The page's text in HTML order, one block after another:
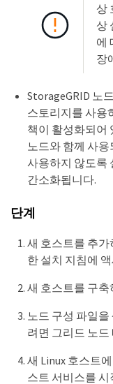
상
상
에
장
StorageGRID 노
스토리지를 사용
책이 활성화되어
노드와 함께 사
사용하지 않도록
간소화됩니다.
단계
새 호스트를 추가
한 설치 지침에
새 호스트를 구
노드 구성 파일
려면 그리드 노
새 Linux 호스트
스트 서비스를 시